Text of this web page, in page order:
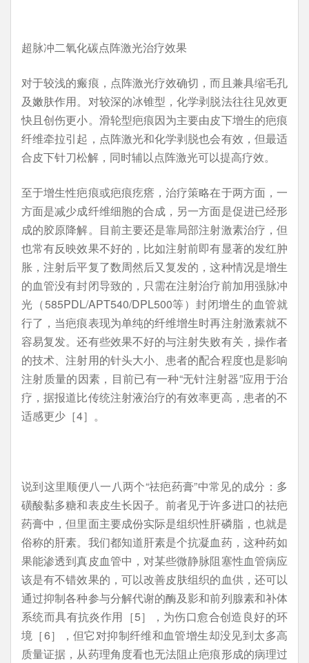
超脉冲二氧化碳点阵激光治疗效果
对于较浅的瘢痕，点阵激光疗效确切，而且兼具缩毛孔
及嫩肤作用。对较深的冰锥型，化学剥脱法往往见效更
快且创伤更小。滑轮型疤痕因为主要由皮下增生的疤痕
纤维牵拉引起，点阵激光和化学剥脱也会有效，但最适
合皮下针刀松解，同时辅以点阵激光可以提高疗效。
至于增生性疤痕或疤痕疙瘩，治疗策略在于两方面，一
方面是减少成纤维细胞的合成，另一方面是促进已经形
成的胶原降解。目前主要还是靠局部注射激素治疗，但
也常有反映效果不好的，比如注射前即有显著的发红肿
胀，注射后平复了数周然后又复发的，这种情况是增生
的血管没有封闭导致的，只需在注射治疗前加用强脉冲
光（585PDL/APT540/DPL500等）封闭增生的血管就
行了，当疤痕表现为单纯的纤维增生时再注射激素就不
容易复发。还有些效果不好的与注射失败有关，操作者
的技术、注射用的针头大小、患者的配合程度也是影响
注射质量的因素，目前已有一种“无针注射器”应用于治
疗，据报道比传统注射液治疗的有效率更高，患者的不
适感更少［4］。
说到这里顺便八一八两个“祛疤药膏”中常见的成分：多
磺酸黏多糖和表皮生长因子。前者见于许多进口的祛疤
药膏中，但里面主要成份实际是组织性肝磷脂，也就是
俗称的肝素。我们都知道肝素是个抗凝血药，这种药如
果能渗透到真皮血管中，对某些微静脉阻塞性血管病应
该是有不错效果的，可以改善皮肤组织的血供，还可以
通过抑制各种参与分解代谢的酶及影和前列腺素和补体
系统而具有抗炎作用［5］，为伤口愈合创造良好的环
境［6］，但它对抑制纤维和血管增生却没见到太多高
质量证据，从药理角度看也无法阻止疤痕形成的病理过